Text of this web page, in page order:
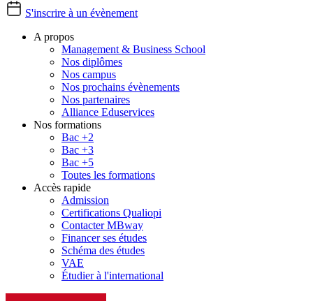
S'inscrire à un évènement
A propos
Management & Business School
Nos diplômes
Nos campus
Nos prochains évènements
Nos partenaires
Alliance Eduservices
Nos formations
Bac +2
Bac +3
Bac +5
Toutes les formations
Accès rapide
Admission
Certifications Qualiopi
Contacter MBway
Financer ses études
Schéma des études
VAE
Étudier à l'international